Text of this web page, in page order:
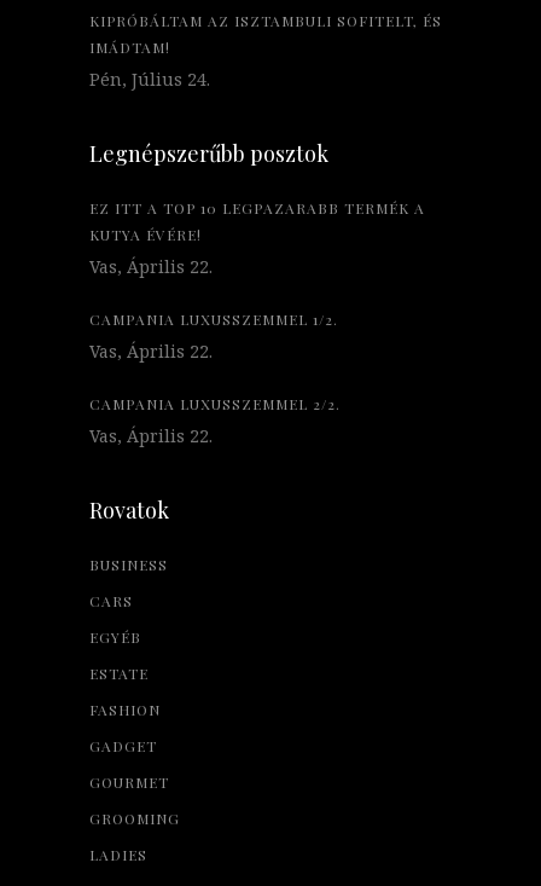
KIPRÓBÁLTAM AZ ISZTAMBULI SOFITELT, ÉS
IMÁDTAM!
Pén, Július 24.
Legnépszerűbb posztok
EZ ITT A TOP 10 LEGPAZARABB TERMÉK A
KUTYA ÉVÉRE!
Vas, Április 22.
CAMPANIA LUXUSSZEMMEL 1/2.
Vas, Április 22.
CAMPANIA LUXUSSZEMMEL 2/2.
Vas, Április 22.
Rovatok
BUSINESS
CARS
EGYÉB
ESTATE
FASHION
GADGET
GOURMET
GROOMING
LADIES